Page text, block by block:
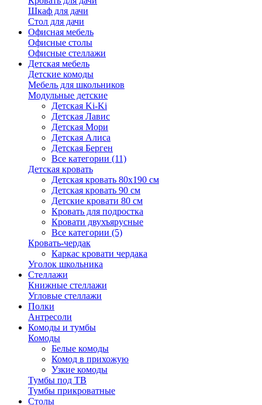
Шкаф для дачи
Стол для дачи
Офисная мебель
Офисные столы
Офисные стеллажи
Детская мебель
Детские комоды
Мебель для школьников
Модульные детские
Детская Ki-Ki
Детская Лавис
Детская Мори
Детская Алиса
Детская Берген
Все категории (11)
Детская кровать
Детская кровать 80х190 см
Детская кровать 90 см
Детские кровати 80 см
Кровать для подростка
Кровати двухъярусные
Все категории (5)
Кровать-чердак
Каркас кровати чердака
Уголок школьника
Стеллажи
Книжные стеллажи
Угловые стеллажи
Полки
Антресоли
Комоды и тумбы
Комоды
Белые комоды
Комод в прихожую
Узкие комоды
Тумбы под ТВ
Тумбы прикроватные
Столы